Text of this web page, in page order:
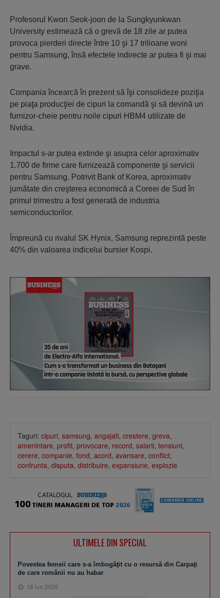
Profesorul Kwon Seok-joon de la Sungkyunkwan
University estimează că o grevă de 18 zile ar putea
provoca pierderi directe între 10 şi 17 trilioane woni
pentru Samsung, însă efectele indirecte ar putea fi şi mai
grave.
Compania încearcă în prezent să îşi consolideze poziţia
pe piaţa producţiei de cipuri la comandă şi să devină un
furnizor-cheie pentru noile cipuri HBM4 utilizate de
Nvidia.
Impactul s-ar putea extinde şi asupra celor aproximativ
1.700 de firme care furnizează componente şi servicii
pentru Samsung. Potrivit Bank of Korea, aproximativ
jumătate din creşterea economică a Coreei de Sud în
primul trimestru a fost generată de industria
semiconductorilor.
Împreună cu rivalul SK Hynix, Samsung reprezintă peste
40% din valoarea indicelui bursier Kospi.
Taguri: cipuri, samsung, angajati, crestere, greva,
amenintare, profit, provocare, record, salarii, tensiuni,
cerere, companie, fond, acord, avansare, conflict,
confrunta, disputa, distribuire, expansiune, explozie
ULTIMELE DIN SPECIAL
Povestea femeii care s-a îmbogăţit cu o resursă din Carpaţi
de care românii nu au habar
18 iun 2026